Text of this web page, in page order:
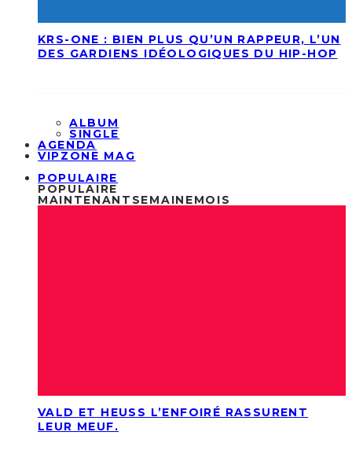
KRS-ONE : BIEN PLUS QU’UN RAPPEUR, L’UN
DES GARDIENS IDÉOLOGIQUES DU HIP-HOP
ALBUM
SINGLE
AGENDA
VIPZONE MAG
POPULAIRE
POPULAIRE
MAINTENANT SEMAINEMOIS
VALD ET HEUSS L’ENFOIRÉ RASSURENT
LEUR MEUF.